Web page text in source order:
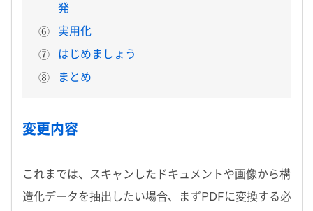
発
実用化
はじめましょう
まとめ
変更内容
これまでは、スキャンしたドキュメントや画像から構
造化データを抽出したい場合、まずPDFに変換する必